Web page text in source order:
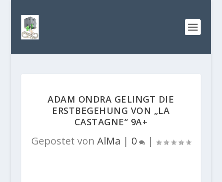
ADAM ONDRA GELINGT DIE
ERSTBEGEHUNG VON „LA
CASTAGNE“ 9A+
Gepostet von AlMa | 0 |